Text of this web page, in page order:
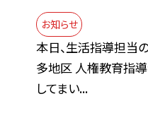
お知らせ
本日、生活指導担当
多地区 人権教育指
してまい...